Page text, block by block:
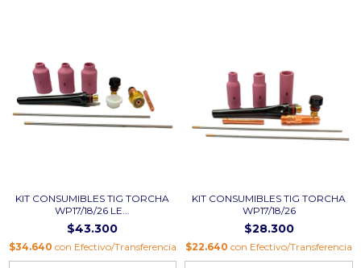
KIT CONSUMIBLES TIG TORCHA
WP17/18/26 LE...
$43.300
$34.640 con Efectivo/Transferencia
KIT CONSUMIBLES TIG TORCHA
WP17/18/26
$28.300
$22.640 con Efectivo/Transferencia